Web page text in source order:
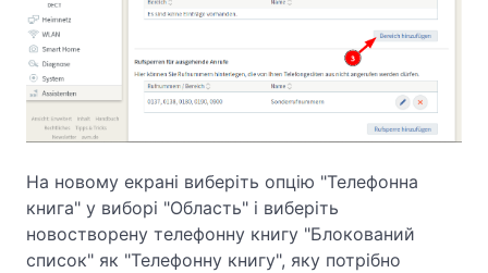
На новому екрані виберіть опцію "Телефонна
книга" у виборі "Область" і виберіть
новостворену телефонну книгу "Блокований
список" як "Телефонну книгу", яку потрібно